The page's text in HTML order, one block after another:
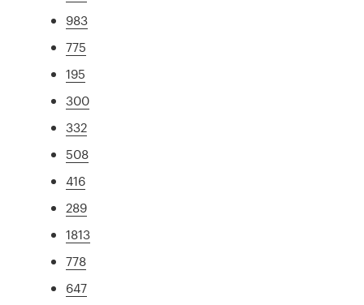
983
775
195
300
332
508
416
289
1813
778
647